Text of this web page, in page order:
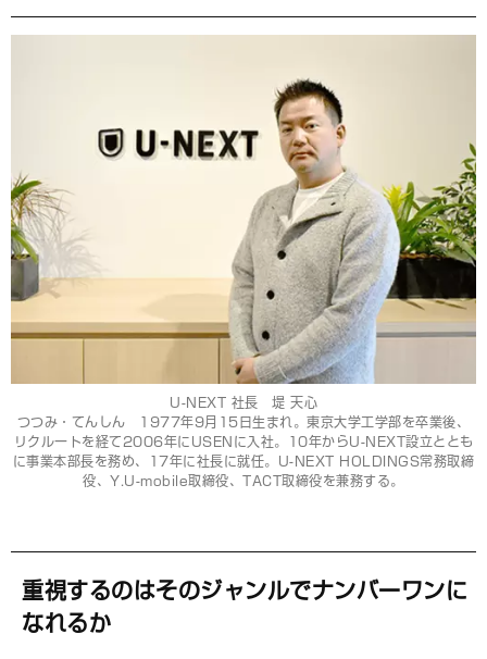
U-NEXT 社長 堤 天心
つつみ・てんしん 1977年9月15日生まれ。東京大学工学部を卒業後、
リクルートを経て2006年にUSENに入社。10年からU-NEXT設立ととも
に事業本部長を務め、17年に社長に就任。U-NEXT HOLDINGS常務取締
役、Y.U-mobile取締役、TACT取締役を兼務する。
重視するのはそのジャンルでナンバーワンに
なれるか